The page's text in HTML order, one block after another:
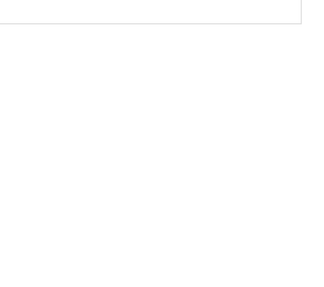
o fâșie de bandă adezivă, apoi